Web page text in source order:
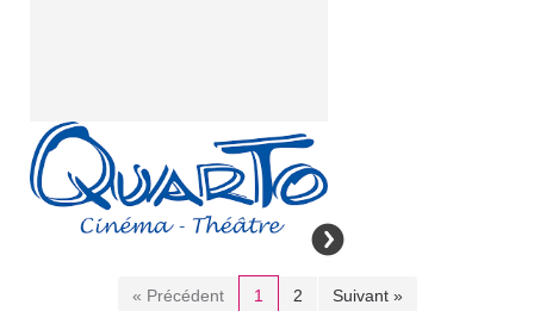
« Précédent 1 2 Suivant »